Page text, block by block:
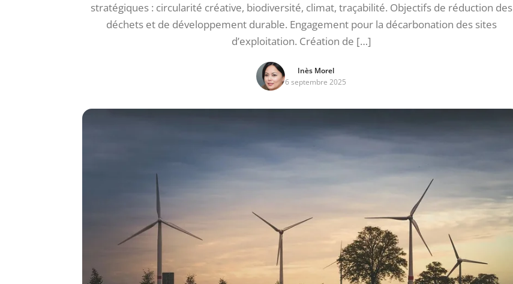
stratégiques : circularité créative, biodiversité, climat, traçabilité. Objectifs de réduction des
déchets et de développement durable. Engagement pour la décarbonation des sites
d’exploitation. Création de […]
Inès Morel
6 septembre 2025